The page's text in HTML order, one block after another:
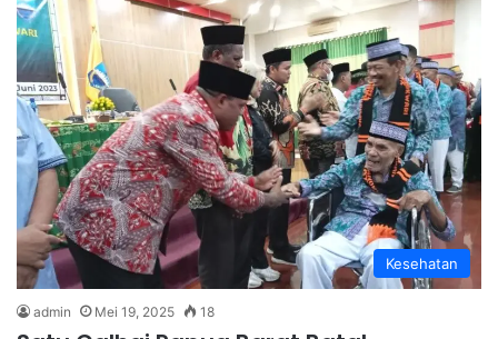
Kesehatan
admin Mei 19, 2025 18